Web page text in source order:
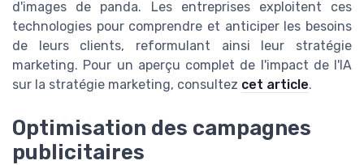
d'images de panda. Les entreprises exploitent ces
technologies pour comprendre et anticiper les besoins
de leurs clients, reformulant ainsi leur stratégie
marketing. Pour un aperçu complet de l'impact de l'IA
sur la stratégie marketing, consultez cet article.
Optimisation des campagnes
publicitaires